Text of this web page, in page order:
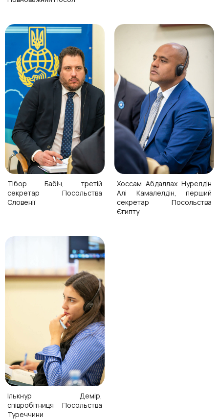
Тібор Бабіч, третій
секретар Посольства
Словенії
Хоссам Абдаллах Нурелдін
Алі Камалелдін, перший
секретар Посольства
Єгипту
Ількнур Демір,
співробітниця Посольства
Туреччини